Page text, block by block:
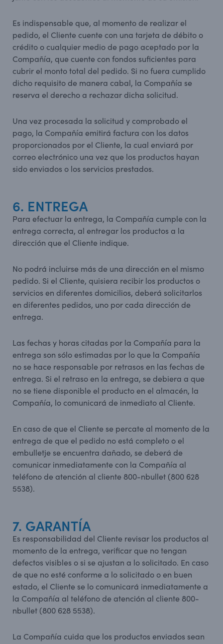
Es indispensable que, al momento de realizar el
pedido, el Cliente cuente con una tarjeta de débito o
crédito o cualquier medio de pago aceptado por la
Compañía, que cuente con fondos suficientes para
cubrir el monto total del pedido. Si no fuera cumplido
dicho requisito de manera cabal, la Compañía se
reserva el derecho a rechazar dicha solicitud.
Una vez procesada la solicitud y comprobado el
pago, la Compañía emitirá factura con los datos
proporcionados por el Cliente, la cual enviará por
correo electrónico una vez que los productos hayan
sido enviados o los servicios prestados.
6. ENTREGA
Para efectuar la entrega, la Compañía cumple con la
entrega correcta, al entregar los productos a la
dirección que el Cliente indique.
No podrá incluirse más de una dirección en el mismo
pedido. Si el Cliente, quisiera recibir los productos o
servicios en diferentes domicilios, deberá solicitarlos
en diferentes pedidos, uno por cada dirección de
entrega.
Las fechas y horas citadas por la Compañía para la
entrega son sólo estimadas por lo que la Compañía
no se hace responsable por retrasos en las fechas de
entrega. Si el retraso en la entrega, se debiera a que
no se tiene disponible el producto en el almacén, la
Compañía, lo comunicará de inmediato al Cliente.
En caso de que el Cliente se percate al momento de la
entrega de que el pedido no está completo o el
embulletje se encuentra dañado, se deberá de
comunicar inmediatamente con la Compañía al
teléfono de atención al cliente 800-nbullet (800 628
5538).
7. GARANTÍA
Es responsabilidad del Cliente revisar los productos al
momento de la entrega, verificar que no tengan
defectos visibles o si se ajustan a lo solicitado. En caso
de que no esté conforme a lo solicitado o en buen
estado, el Cliente se lo comunicará inmediatamente a
la Compañía al teléfono de atención al cliente 800-
nbullet (800 628 5538).
La Compañía cuida que los productos enviados sean